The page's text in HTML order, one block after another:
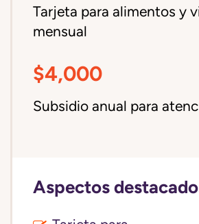
Tarjeta para alimentos y
mensual
$4,000
Subsidio anual para
Aspectos